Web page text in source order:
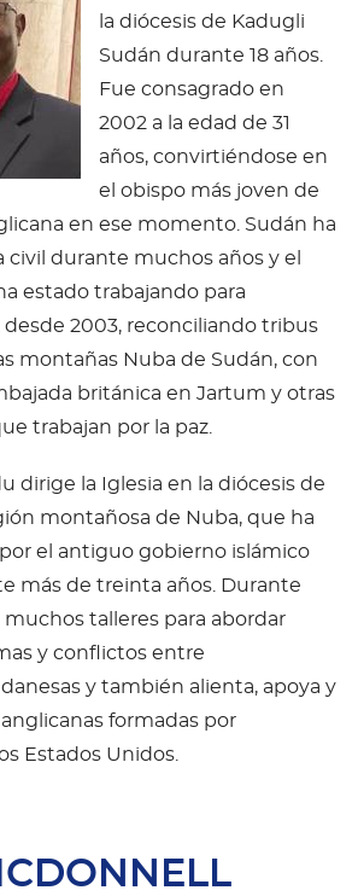
la diócesis de Kadugli
Sudán durante 18 años.
Fue consagrado en
2002 a la edad de 31
años, convirtiéndose en
el obispo más joven de
en ese momento. Sudán ha
civil durante muchos años y el
estado trabajando para
desde 2003, reconciliando tribus
montañas Nuba de Sudán, con
británica en Jartum y otras
trabajan por la paz.
dirige la Iglesia en la diócesis de
montañosa de Nuba, que ha
el antiguo gobierno islámico
más de treinta años. Durante
muchos talleres para abordar
y conflictos entre
y también alienta, apoya y
formadas por
Estados Unidos.